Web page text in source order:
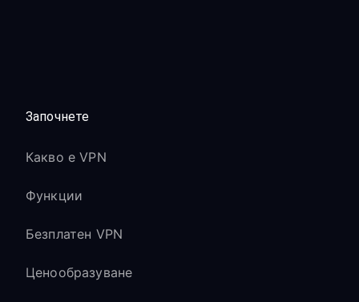
Започнете
Какво е VPN
Функции
Безплатен VPN
Ценообразуване